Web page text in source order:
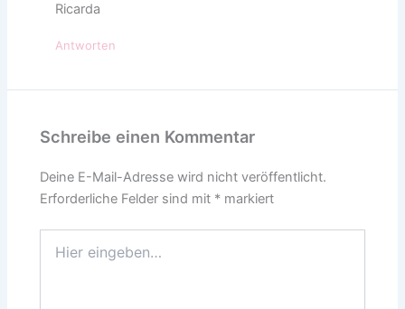
Ricarda
Antworten
Schreibe einen Kommentar
Deine E-Mail-Adresse wird nicht veröffentlicht.
Erforderliche Felder sind mit * markiert
eingeben…